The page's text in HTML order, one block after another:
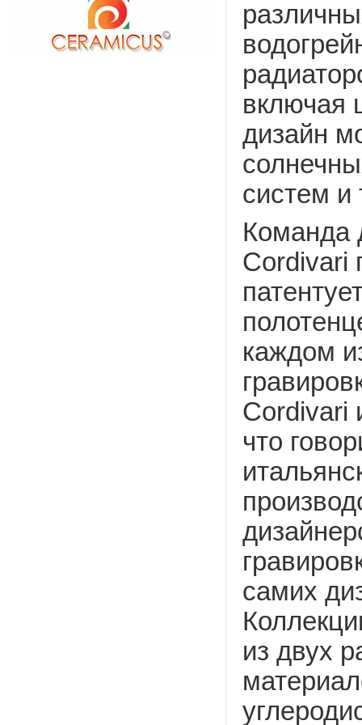
включая
дизайн
систем и
Команда
Cordivari
каждом
Cordivari
что
самих
из двух